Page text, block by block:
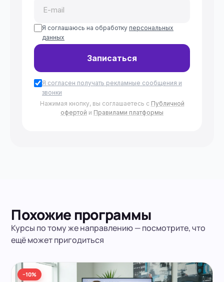
Я соглашаюсь на обработку персональных
данных
Записаться
Я согласен получать рекламные сообщения и
звонки
Нажимая кнопку, вы соглашаетесь с Публичной
офертой и Правилами платформы
Похожие программы
Курсы по тому же направлению — посмотрите, что
ещё может пригодиться
−10%